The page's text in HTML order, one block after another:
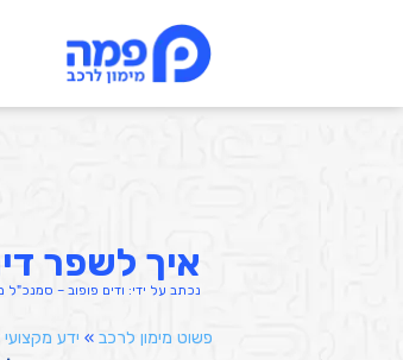
איך לשפר
נכתב על ידי: ודים פופוב – סמנכ"ל
פשוט מימון לרכב » ידע מקצועי